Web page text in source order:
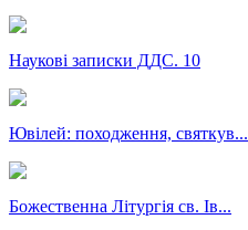
Наукові записки ДДС. 10
Ювілей: походження, святкув...
Божественна Літургія св. Ів...